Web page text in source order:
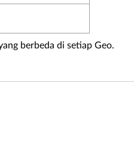
berbeda di setiap Geo.